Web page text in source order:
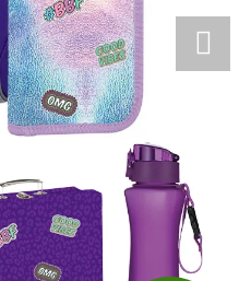
STUDENTSKÝ BATOH OXY
DOTS PINK
1 449 Kč